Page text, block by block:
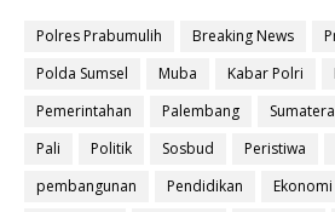
Polres Prabumulih Breaking News
Polda Sumsel
Muba Kabar Polri
Pemerintahan
Palembang
Pali
Politik Sosbud Peristiwa
pembangunan
Pendidikan Ekonomi